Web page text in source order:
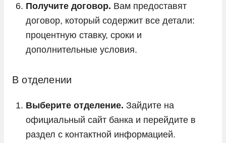
Получите договор. Вам предоставят
договор, который содержит все детали:
процентную ставку, сроки и
дополнительные условия.
В отделении
Выберите отделение. Зайдите на
официальный сайт банка и перейдите в
раздел с контактной информацией.